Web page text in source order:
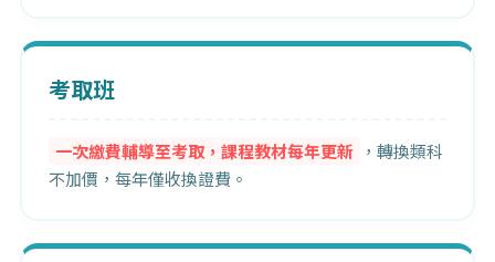
考取班
一次繳費輔導至考取，課程教材每年更新 ，轉換類科
不加價，每年僅收換證費。